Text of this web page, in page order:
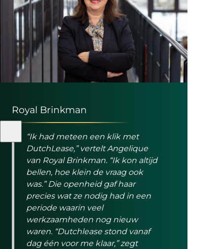
Royal Brinkman
“Ik had meteen een klik met
DutchLease,” vertelt Angelique
van Royal Brinkman. “Ik kon altijd
bellen, hoe klein de vraag ook
was.” Die openheid gaf haar
precies wat ze nodig had in een
periode waarin veel
werkzaamheden nog nieuw
waren. “Dutchlease stond vanaf
dag één voor me klaar,” zegt